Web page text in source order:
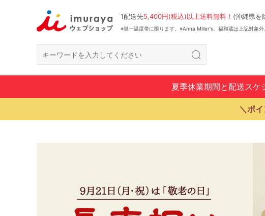
1配送先5,400円(税込)以上送料無料！ (沖縄県を
※単一温度帯に限ります。※Anna Miller's、福和蔵は上記対象外
夏季休業期間と配送スケ
＼ポ